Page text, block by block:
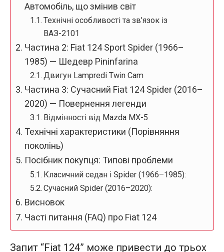
Автомобіль, що змінив світ
Технічні особливості та зв’язок із
ВАЗ-2101
Частина 2: Fiat 124 Sport Spider (1966–
1985) — Шедевр Pininfarina
Двигун Lampredi Twin Cam
Частина 3: Сучасний Fiat 124 Spider (2016–
2020) — Повернення легенди
Відмінності від Mazda MX-5
Технічні характеристики (Порівняння
поколінь)
Посібник покупця: Типові проблеми
Класичний седан і Spider (1966–1985):
Сучасний Spider (2016–2020):
Висновок
Часті питання (FAQ) про Fiat 124
Запит “Fiat 124” може привести до трьох